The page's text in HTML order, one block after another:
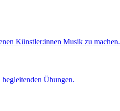
Künstler:innen Musik zu machen.
Übungen.